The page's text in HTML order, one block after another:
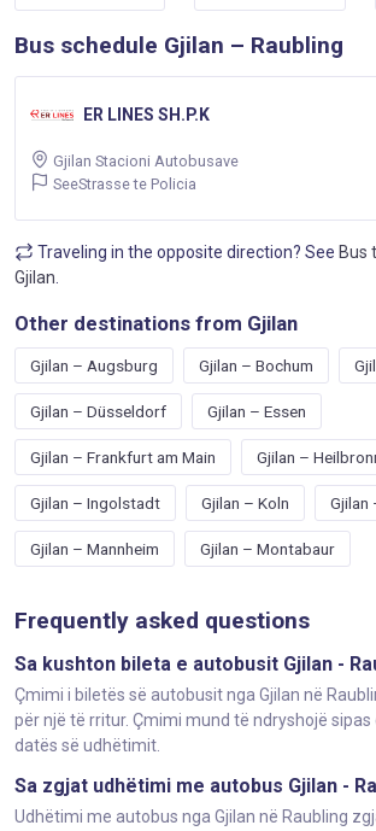
Bus schedule Gjilan – Raubling
ER LINES SH.P.K
Gjilan Stacioni Autobusave
SeeStrasse te Policia
Traveling in the opposite direction? See Bus
Gjilan
Other destinations from Gjilan
Gjilan – Augsburg Gjilan – Bochum
Gjilan – Düsseldorf Gjilan – Essen
Gjilan – Frankfurt am Main Gjilan –
Gjilan – Ingolstadt Gjilan – Koln Gjilan
Gjilan – Mannheim Gjilan – Montabaur
Frequently asked questions
Sa kushton bileta e autobusit Gjilan -
Çmimi i biletës së autobusit nga Gjilan në
për një të rritur. Çmimi mund të ndryshojë
datës së udhëtimit.
Sa zgjat udhëtimi me autobus Gjilan -
Udhëtimi me autobus nga Gjilan në Raubling